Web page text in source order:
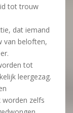
tot trouw
dat iemand
van beloften,
tot
leergezag.
worden zelfs